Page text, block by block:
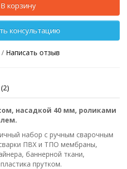
В корзину
консультацию
/ Написать отзыв
насадкой 40 мм, роликами
набор с ручным сварочным
ПВХ и ТПО мембраны,
баннерной ткани,
прутком.